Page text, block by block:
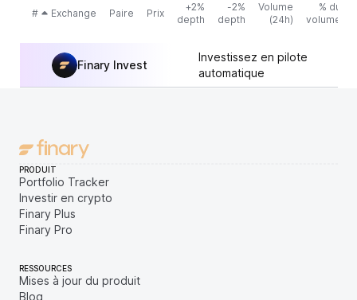
# Exchange Paire Prix
+2%
depth
-2%
depth
Volume
(24h)
% du
volume
Finary Invest
Investissez en pilote
automatique
PRODUIT
Portfolio Tracker
Investir en crypto
Finary Plus
Finary Pro
RESSOURCES
Mises à jour du produit
Blog